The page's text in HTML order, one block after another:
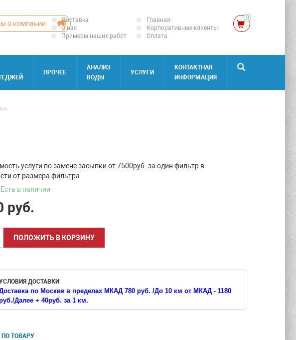
о компании
Доставка
О нас
Примеры наших работ
Главная
Корпоративные клиенты
Оплата
0
ПРОЧЕЕ
АНАЛИЗ
ВОДЫ
УСЛУГИ
КОНТАКТНАЯ
ИНФОРМАЦИЯ
услуги по замене засыпки от 7500руб. за один фильтр в
от размера фильтра
Есть в наличии
руб.
ДОСТАВКИ
по Москве в пределах МКАД 780 руб. /До 10 км от МКАД - 1180
Далее + 40руб. за 1 км.
ТОВАРУ